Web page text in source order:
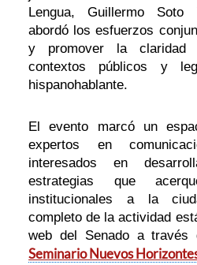
Lengua, Guillermo Soto
abordó los esfuerzos
y promover la
contextos públicos y
hispanohablante.
El evento marcó un
expertos en
interesados en
estrategias que
institucionales a la
completo de la actividad
web del Senado a través
Seminario Nuevos